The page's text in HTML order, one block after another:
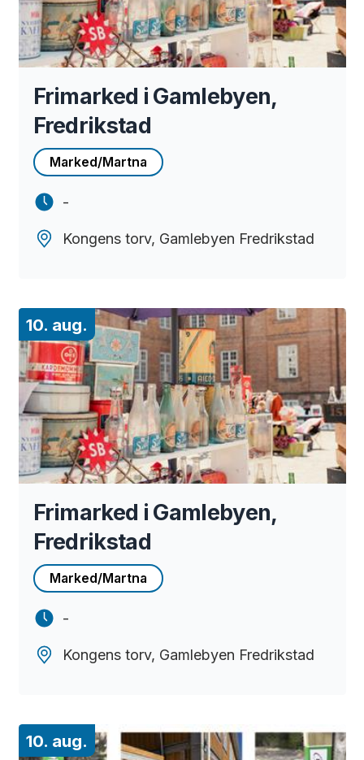
Frimarked i Gamlebyen,
Fredrikstad
Marked/Martna
-
Kongens torv, Gamlebyen Fredrikstad
10. aug.
Frimarked i Gamlebyen,
Fredrikstad
Marked/Martna
-
Kongens torv, Gamlebyen Fredrikstad
10. aug.